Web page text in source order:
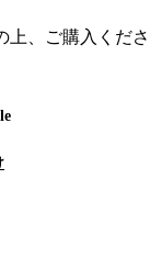
上、ご購入くださ